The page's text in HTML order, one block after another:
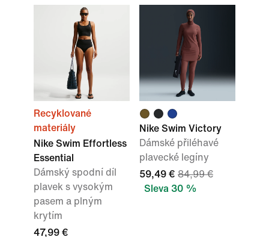
Recyklované
materiály
Nike Swim Effortless
Essential
Dámský spodní díl
plavek s vysokým
pasem a plným
krytím
47,99 €
Nike Swim Victory
Dámské přiléhavé
plavecké legíny
59,49 € 84,99 €
Sleva 30 %